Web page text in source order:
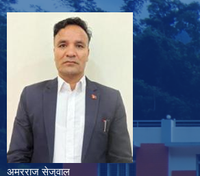
अमरराज सेजुवाल